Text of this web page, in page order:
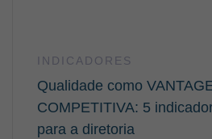
INDICADORES
Qualidade como
COMPETITIVA: 5
para a diretoria